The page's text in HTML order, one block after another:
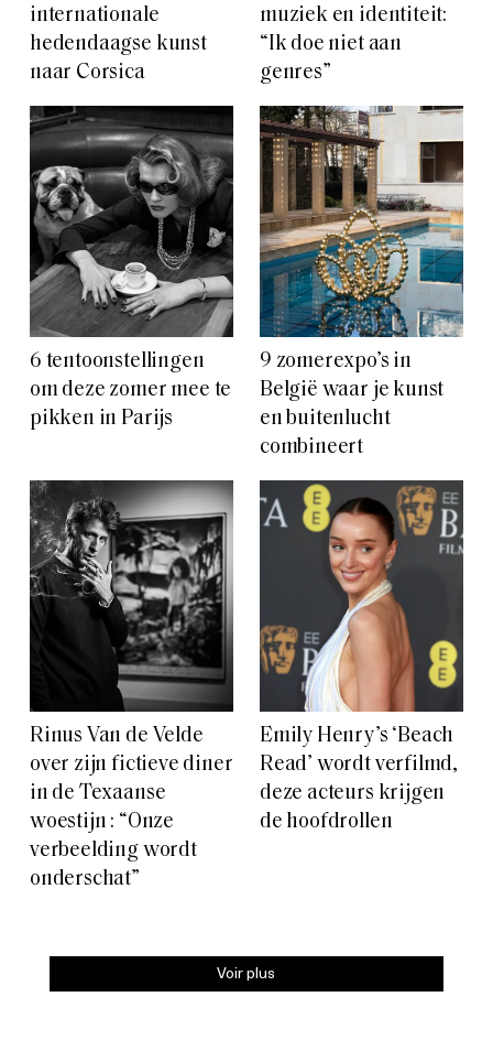
internationale
hedendaagse kunst
naar Corsica
muziek en identiteit:
“Ik doe niet aan
genres”
6 tentoonstellingen
om deze zomer mee te
pikken in Parijs
9 zomerexpo’s in
België waar je kunst
en buitenlucht
combineert
Rinus Van de Velde
over zijn fictieve diner
in de Texaanse
woestijn : “Onze
verbeelding wordt
onderschat”
Emily Henry’s ‘Beach
Read’ wordt verfilmd,
deze acteurs krijgen
de hoofdrollen
Voir plus